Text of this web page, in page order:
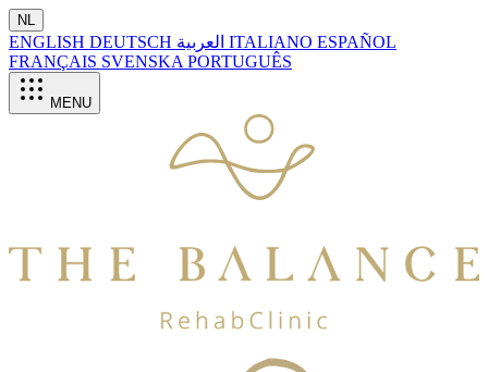
NL
ENGLISH DEUTSCH ITALIANO ESPAÑOL
FRANÇAIS SVENSKA PORTUGUÊS
MENU